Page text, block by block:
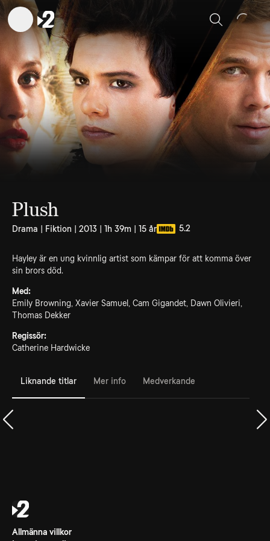
Sök
Plush
Drama | Fiktion | 2013 | 1h 39m | 15 år 5.2
Hayley är en ung kvinnlig artist som kämpar för att komma över
sin brors död.
Med:
Emily Browning, Xavier Samuel, Cam Gigandet, Dawn Olivieri,
Thomas Dekker
Regissör:
Catherine Hardwicke
Liknande titlar Mer info Medverkande
Allmänna villkor